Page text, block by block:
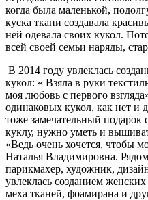
когда была маленькой,
куска ткани создавала
ней одевала своих кукол.
всей своей семьи наряды,
В 2014 году увлеклась
кукол: « Взяла в руки
моя любовь с первого
одинаковых кукол, как нет и
тоже замечательный
куклу, нужно уметь и
«Ведь очень хочется, чтобы
Наталья Владимировна.
парикмахер, художник,
увлеклась созданием
меха тканей, фоамирана и